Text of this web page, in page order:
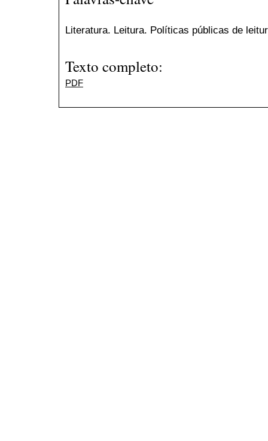
Literatura. Leitura. Políticas públicas de
Texto completo:
PDF